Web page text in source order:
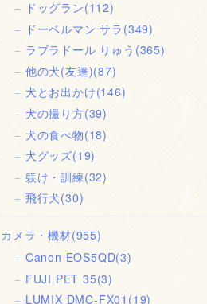
ドッグラン(112)
ドーベルマン サラ (349)
ラブラドール りゅう (365)
他の犬(友達)(87)
犬とお出かけ(146)
犬の撮り方(39)
犬の食べ物(18)
犬グッズ(19)
躾け・訓練(32)
飛行犬(30)
カメラ・機材(955)
Canon EOS5QD(3)
FUJI PET 35(3)
LUMIX DMC-FX01 (19)